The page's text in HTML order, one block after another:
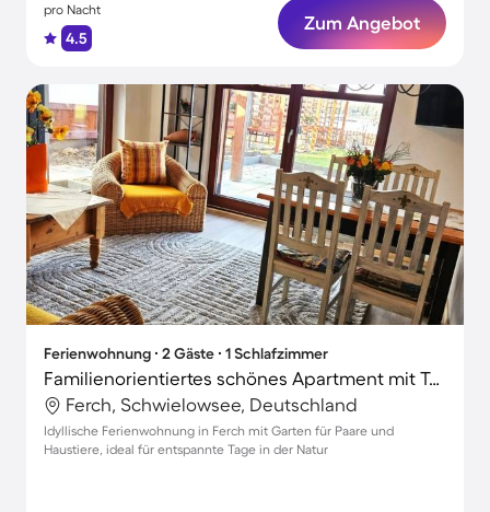
pro Nacht
4.5
Zum Angebot
Ferienwohnung ∙ 2 Gäste ∙ 1 Schlafzimmer
Familienorientiertes schönes Apartment mit Terrasse und Garten | Panoramablick | Nah am Strand | Haustiere erlaubt
Ferch, Schwielowsee, Deutschland
Idyllische Ferienwohnung in Ferch mit Garten für Paare und
Haustiere, ideal für entspannte Tage in der Natur